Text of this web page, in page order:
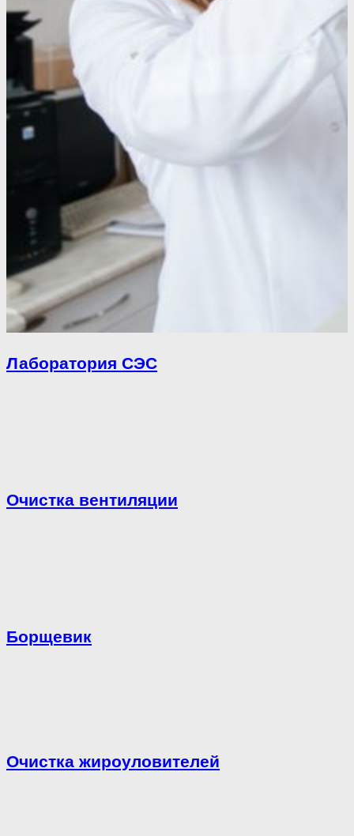
Лаборатория СЭС
Очистка вентиляции
Борщевик
Очистка жироуловителей